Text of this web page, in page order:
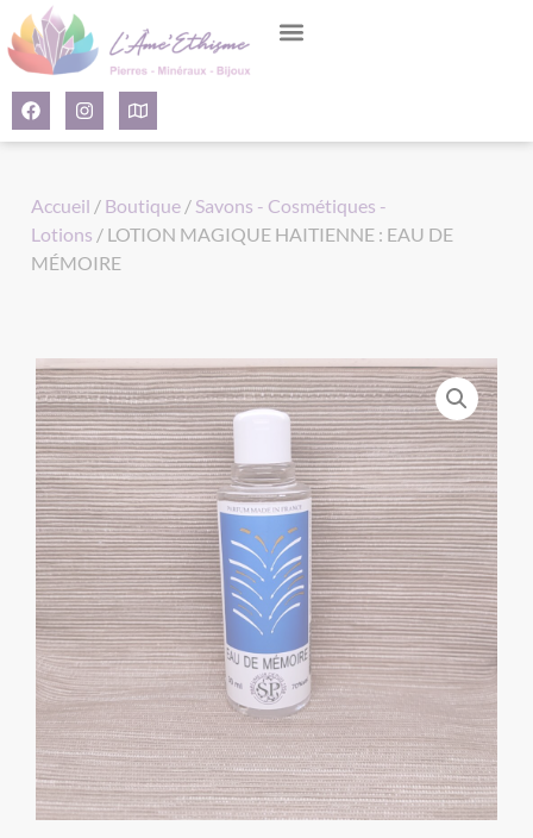
Accueil / Boutique / Savons - Cosmétiques -
Lotions / LOTION MAGIQUE HAITIENNE : EAU DE
MÉMOIRE
Panneau de gestion des cookies